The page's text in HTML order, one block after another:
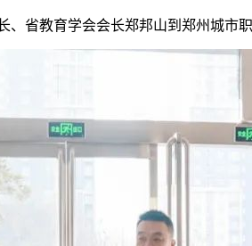
省教育学会会长郑邦山到郑州城市职